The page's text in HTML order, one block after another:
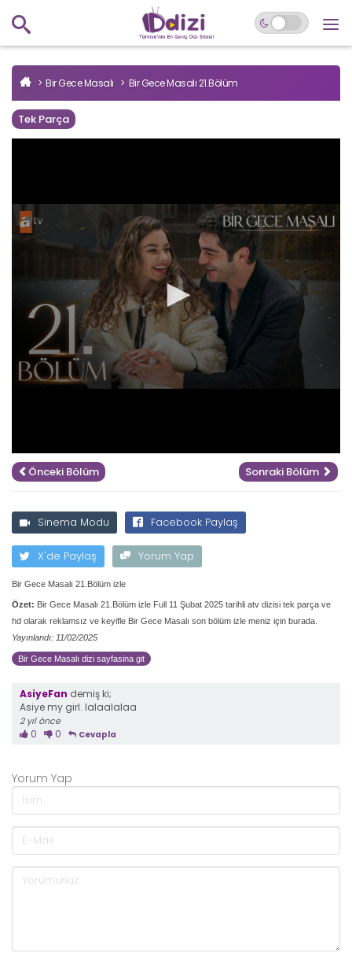
Bir Gece Masalı Bir Gece Masalı 21.Bölüm
Tek Parça
Önceki Bölüm Sonraki Bölüm
Sinema Modu Facebook Paylaş
X'de Paylaş Yorum Yap
Bir Gece Masalı 21.Bölüm izle
Özet: Bir Gece Masalı 21.Bölüm izle Full 11 Şubat 2025 tarihli atv dizisi tek parça ve
hd olarak reklamsız ve keyifle Bir Gece Masalı son bölüm izle meniz için burada.
Yayınlandı: 11/02/2025
Bir Gece Masalı dizi sayfasina git
AsiyeFan demiş ki;
Asiye my girl. lalaalalaa
2 yıl önce
0 0 Cevapla
Yorum Yap